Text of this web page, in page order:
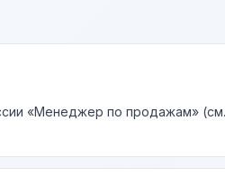
«Менеджер по продажам»